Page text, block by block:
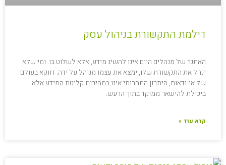
דילמת התקשורת בניהול עסק
האתגר של מנהלים היום אינו להשיג מידע, אלא לשלוט בו. ומי שלא
ינהל את התקשורת שלו, ימצא את עצמו מנוהל על ידה. דווקא בעולם
של אי-ודאות, היתרון התחרותי אינו במהירות קליטת המידע אלא
ביכולת להישאר ממוקד בתוך הרעש.
קרא עוד »